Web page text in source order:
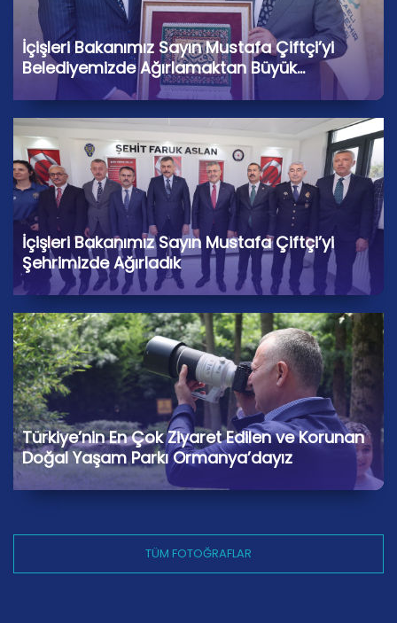
İçişleri Bakanımız Sayın Mustafa Çiftçi’yi
Belediyemizde Ağırlamaktan Büyük
Memnuniyet Duyduk
İçişleri Bakanımız Sayın Mustafa Çiftçi’yi
Şehrimizde Ağırladık
Türkiye’nin En Çok Ziyaret Edilen ve Korunan
Doğal Yaşam Parkı Ormanya’dayız
TÜM FOTOĞRAFLAR